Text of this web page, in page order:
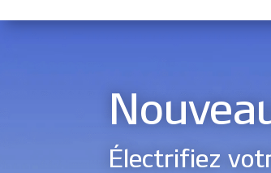
Électrifiez